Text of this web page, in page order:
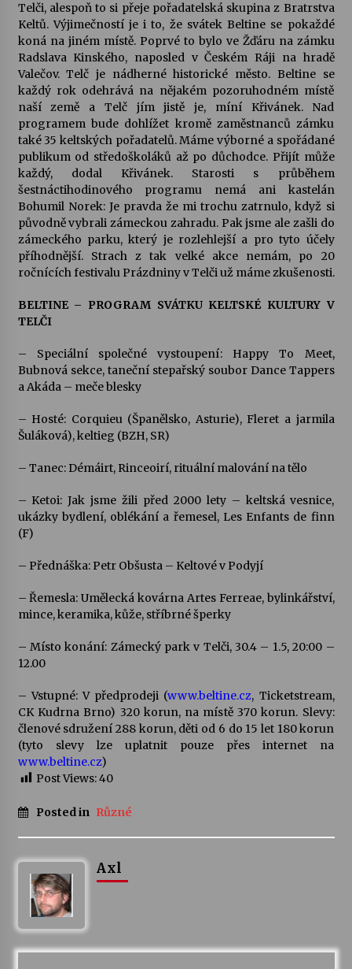
Petr Adamec – Malovaný svět
30. 6. 2026
Telči, alespoň to si přeje pořadatelská skupina z Bratrstva
Keltů. Výjimečností je i to, že svátek Beltine se pokaždé
koná na jiném místě. Poprvé to bylo ve Žďáru na zámku
Radslava Kinského, naposled v Českém Ráji na hradě
Valečov. Telč je nádherné historické město. Beltine se
každý rok odehrává na nějakém pozoruhodném místě
naší země a Telč jím jistě je, míní Křivánek. Nad
programem bude dohlížet kromě zaměstnanců zámku
také 35 keltských pořadatelů. Máme výborné a spořádané
publikum od středoškoláků až po důchodce. Přijít může
každý, dodal Křivánek. Starosti s průběhem
šestnáctihodinového programu nemá ani kastelán
Bohumil Norek: Je pravda že mi trochu zatrnulo, když si
původně vybrali zámeckou zahradu. Pak jsme ale zašli do
zámeckého parku, který je rozlehlejší a pro tyto účely
příhodnější. Strach z tak velké akce nemám, po 20
ročnících festivalu Prázdniny v Telči už máme zkušenosti.
BELTINE – PROGRAM SVÁTKU KELTSKÉ KULTURY V
TELČI
– Speciální společné vystoupení: Happy To Meet,
Bubnová sekce, taneční stepařský soubor Dance Tappers
a Akáda – meče blesky
– Hosté: Corquieu (Španělsko, Asturie), Fleret a jarmila
Šuláková), keltieg (BZH, SR)
– Tanec: Démáirt, Rinceoirí, rituální malování na tělo
– Ketoi: Jak jsme žili před 2000 lety – keltská vesnice,
ukázky bydlení, oblékání a řemesel, Les Enfants de finn
(F)
– Přednáška: Petr Obšusta – Keltové v Podyjí
– Řemesla: Umělecká kovárna Artes Ferreae, bylinkářství,
mince, keramika, kůže, stříbrné šperky
– Místo konání: Zámecký park v Telči, 30.4 – 1.5, 20:00 –
12.00
– Vstupné: V předprodeji (www.beltine.cz, Ticketstream,
CK Kudrna Brno) 320 korun, na místě 370 korun. Slevy:
členové sdružení 288 korun, děti od 6 do 15 let 180 korun
(tyto slevy lze uplatnit pouze přes internet na
www.beltine.cz)
Post Views:40
Posted in Různé
Axl